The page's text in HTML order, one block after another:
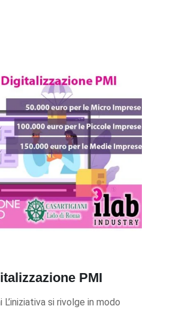
PMI
si rivolge in modo